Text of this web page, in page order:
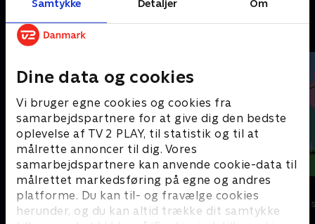
Samtykke Detaljer Om
Dine data og cookies
Vi bruger egne cookies og cookies fra
samarbejdspartnere for at give dig den bedste
oplevelse af TV 2 PLAY, til statistik og til at
målrette annoncer til dig. Vores
samarbejdspartnere kan anvende cookie-data til
målrettet markedsføring på egne og andres
platforme. Du kan til- og fravælge cookies
herunder, og du kan altid trække dit samtykke
Andre så også
Rasmus Klump
Børneserier • 3 sæsoner
Gurli Gris
Børneserier •